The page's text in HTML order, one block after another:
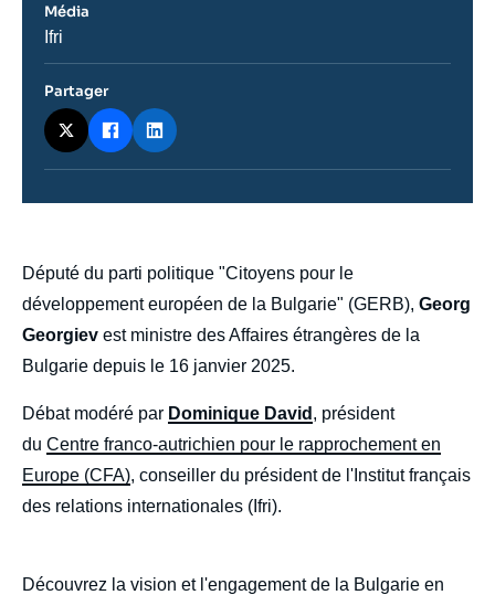
body
Député du parti politique "Citoyens pour le
développement européen de la Bulgarie" (GERB), Georg
Georgiev est ministre des Affaires étrangères de la
Bulgarie depuis le 16 janvier 2025.
Débat modéré par Dominique David , président
du Centre franco-autrichien pour le rapprochement en
Europe (CFA), conseiller du président de l'Institut français
des relations internationales (Ifri).
Découvrez la vision et l'engagement de la Bulgarie en
Média
Nom
revue
ou
émission
Ifri
Partager